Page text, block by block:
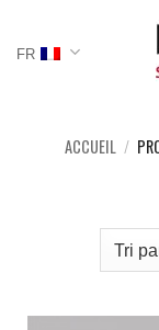
FR
ACCUEIL /